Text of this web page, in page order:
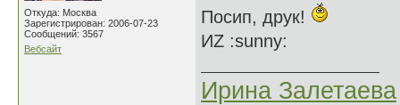
Откуда: Москва
Зарегистрирован: 2006-07-23
Сообщений: 3567
Вебсайт
Посип, друк!
ИZ :sunny:
Ирина Залетаева